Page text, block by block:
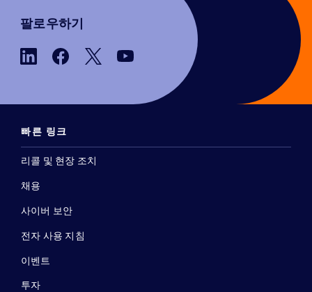
팔로우하기
빠른 링크
리콜 및 현장 조치
채용
사이버 보안
전자 사용 지침
이벤트
투자